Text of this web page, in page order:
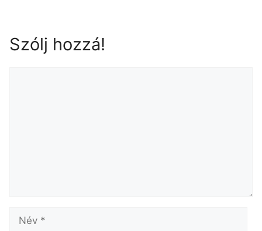
Szólj hozzá!